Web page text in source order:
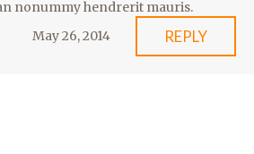
nonummy hendrerit mauris.
REPLY
May 26, 2014